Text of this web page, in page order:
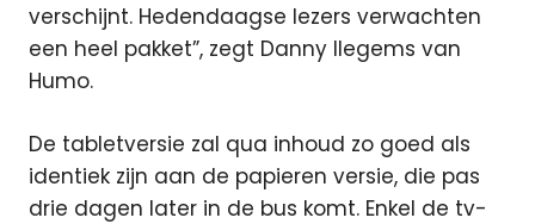
verschijnt. Hedendaagse lezers verwachten
een heel pakket”, zegt Danny Ilegems van
Humo.
De tabletversie zal qua inhoud zo goed als
identiek zijn aan de papieren versie, die pas
drie dagen later in de bus komt. Enkel de tv-